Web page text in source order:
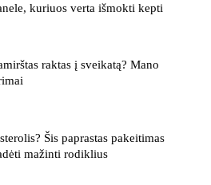
kuriuos verta išmokti kepti
raktas į sveikatą? Mano
Šis paprastas pakeitimas
mažinti rodiklius